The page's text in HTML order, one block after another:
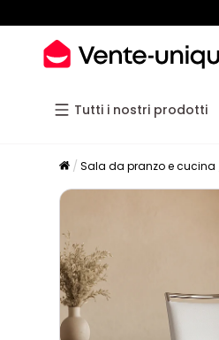
Tutti i nostri prodotti
Sala da pranzo e cucina